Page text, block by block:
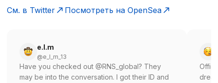
См. в Twitter Посмотреть на OpenSea
e.l.m
@e_l_m_13
Have you checked out @RNS_global? They
may be into the conversation. I got their ID and